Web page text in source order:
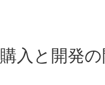
TLK10232 — クロスポイン
XAUI から 10GBASE-KR へ
購入と開発